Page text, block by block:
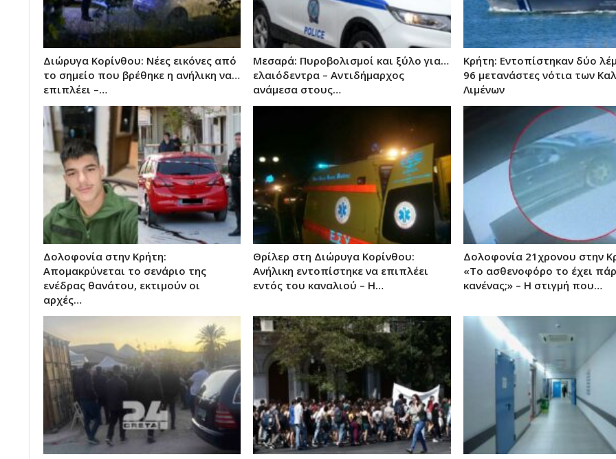
Διώρυγα Κορίνθου: Νέες εικόνες από
το σημείο που βρέθηκε η ανήλικη να…
επιπλέει –…
Μεσαρά: Πυροβολισμοί και ξύλο για…
ελαιόδεντρα – Αντιδήμαρχος
ανάμεσα στους…
Κρήτη: Εντοπίστηκαν δύο
96 μετανάστες νότια των
Λιμένων
Δολοφονία στην Κρήτη:
Απομακρύνεται το σενάριο της
ενέδρας θανάτου, εκτιμούν οι
αρχές…
Θρίλερ στη Διώρυγα Κορίνθου:
Ανήλικη εντοπίστηκε να επιπλέει
εντός του καναλιού – Η…
Δολοφονία 21χρονου στην
«Το ασθενοφόρο το έχει
κανένας;» – Η στιγμή που…